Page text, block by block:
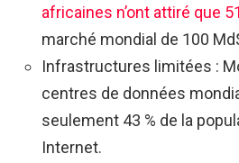
africaines n’ont attiré que
marché mondial de 100
Infrastructures limitées :
centres de données
seulement 43 % de la
Internet.